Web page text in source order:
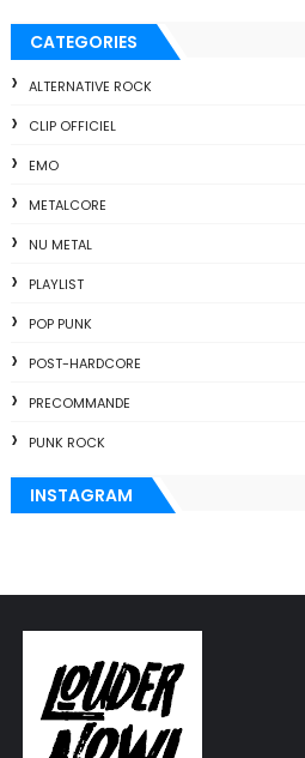
CATEGORIES
ALTERNATIVE ROCK
CLIP OFFICIEL
EMO
METALCORE
NU METAL
PLAYLIST
POP PUNK
POST-HARDCORE
PRECOMMANDE
PUNK ROCK
INSTAGRAM